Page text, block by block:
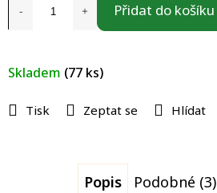
Skladem (77 ks)
Přidat do košíku
Tisk Zeptat se Hlídat
Popis Podobné (3)